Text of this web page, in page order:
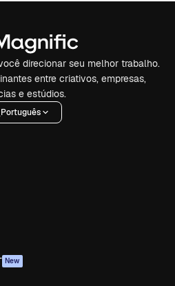
direcionar seu melhor trabalho.
entre criativos, empresas,
e estúdios.
Português
New